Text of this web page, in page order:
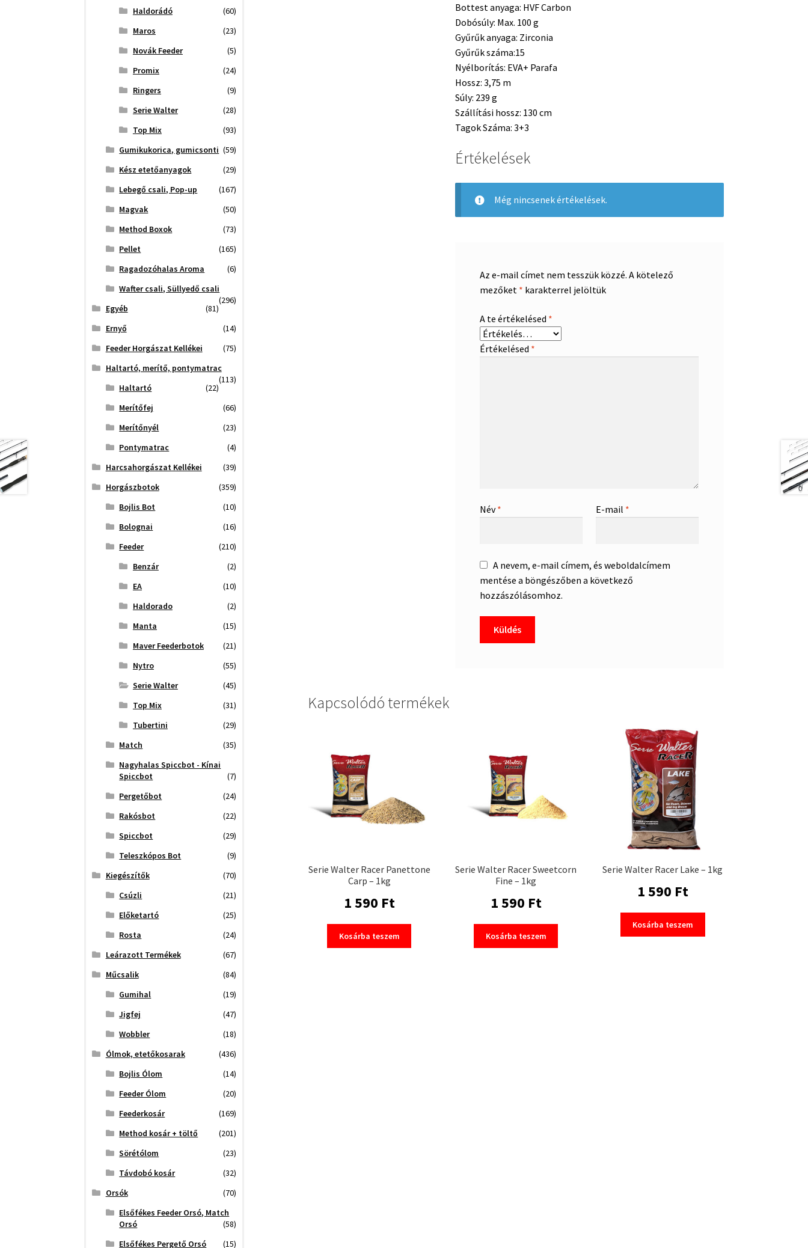
Bottest anyaga: HVF Carbon
Dobósúly: Max. 100 g
Gyűrűk anyaga: Zirconia
Gyűrűk száma:15
Nyélborítás: EVA+ Parafa
Hossz: 3,75 m
Súly: 239 g
Szállítási hossz: 130 cm
Tagok Száma: 3+3
Értékelések
Még nincsenek értékelések.
Az e-mail címet nem tesszük közzé. A kötelező
mezőket * karakterrel jelöltük
A te értékelésed *
Értékelésed *
Név* E-mail *
A nevem, e-mail címem, és weboldalcímem
mentése a böngészőben a következő
hozzászólásomhoz.
Kapcsolódó termékek
Serie Walter Racer Panettone
Carp – 1kg
1 590 Ft
Kosárba teszem
Serie Walter Racer Sweetcorn
Fine – 1kg
1 590 Ft
Kosárba teszem
Serie Walter Racer Lake – 1kg
1 590 Ft
Kosárba teszem
Haldorádó
(60)
Maros
(23)
Novák Feeder
(5)
Promix
(24)
Ringers
(9)
Serie Walter
(28)
Top Mix
(93)
Gumikukorica, gumicsonti (59)
Kész etetőanyagok
(29)
Lebegő csali, Pop-up
(167)
Magvak
(50)
Method Boxok
(73)
Pellet
(165)
Ragadozóhalas Aroma
(6)
Wafter csali, Süllyedő csali
(296)
Egyéb
(81)
Ernyő
(14)
Feeder Horgászat Kellékei
(75)
Haltartó, merítő, pontymatrac
(113)
Haltartó
(22)
Merítőfej
(66)
Merítőnyél
(23)
Pontymatrac
(4)
Harcsahorgászat Kellékei
(39)
Horgászbotok
(359)
Bojlis Bot
(10)
Bolognai
(16)
Feeder
(210)
Benzár
(2)
EA
(10)
Haldorado
(2)
Manta
(15)
Maver Feederbotok
(21)
Nytro
(55)
Serie Walter
(45)
Top Mix
(31)
Tubertini
(29)
Match
(35)
Nagyhalas Spiccbot - Kínai
Spiccbot
(7)
Pergetőbot
(24)
Rakósbot
(22)
Spiccbot
(29)
Teleszkópos Bot
(9)
Kiegészítők
(70)
Csúzli
(21)
Előketartó
(25)
Rosta
(24)
Leárazott Termékek
(67)
Műcsalik
(84)
Gumihal
(19)
Jigfej
(47)
Wobbler
(18)
Ólmok, etetőkosarak
(436)
Bojlis Ólom
(14)
Feeder Ólom
(20)
Feederkosár
(169)
Method kosár + töltő
(201)
Sörétólom
(23)
Távdobó kosár
(32)
Orsók
(70)
Elsőfékes Feeder Orsó, Match
Orsó
(58)
Elsőfékes Pergető Orsó
(15)